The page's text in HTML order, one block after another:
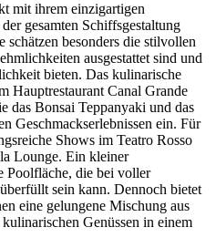
mit ihrem einzigartigen
gesamten Schiffsgestaltung
schätzen besonders die stilvollen
ausgestattet sind und
bieten. Das kulinarische
Hauptrestaurant Canal Grande
das Bonsai Teppanyaki und das
Geschmackserlebnissen ein. Für
Shows im Teatro Rosso
Lounge. Ein kleiner
Poolfläche, die bei voller
sein kann. Dennoch bietet
eine gelungene Mischung aus
Genüssen in einem